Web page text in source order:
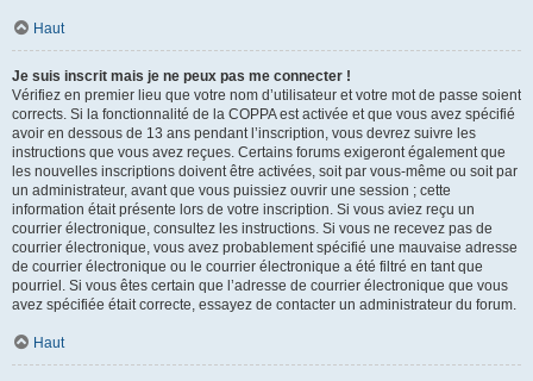
Haut
Je suis inscrit mais je ne peux pas me connecter !
Vérifiez en premier lieu que votre nom d’utilisateur et votre mot de passe soient
corrects. Si la fonctionnalité de la COPPA est activée et que vous avez spécifié
avoir en dessous de 13 ans pendant l’inscription, vous devrez suivre les
instructions que vous avez reçues. Certains forums exigeront également que
les nouvelles inscriptions doivent être activées, soit par vous-même ou soit par
un administrateur, avant que vous puissiez ouvrir une session ; cette
information était présente lors de votre inscription. Si vous aviez reçu un
courrier électronique, consultez les instructions. Si vous ne recevez pas de
courrier électronique, vous avez probablement spécifié une mauvaise adresse
de courrier électronique ou le courrier électronique a été filtré en tant que
pourriel. Si vous êtes certain que l’adresse de courrier électronique que vous
avez spécifiée était correcte, essayez de contacter un administrateur du forum.
Haut